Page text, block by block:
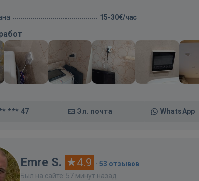
15-30€/час
*** 47 Эл. почта WhatsApp
Emre S. 4.9 · 53 отзывов
Был на сайте: 57 минут назад